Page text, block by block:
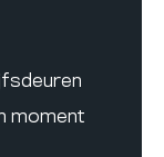
moment